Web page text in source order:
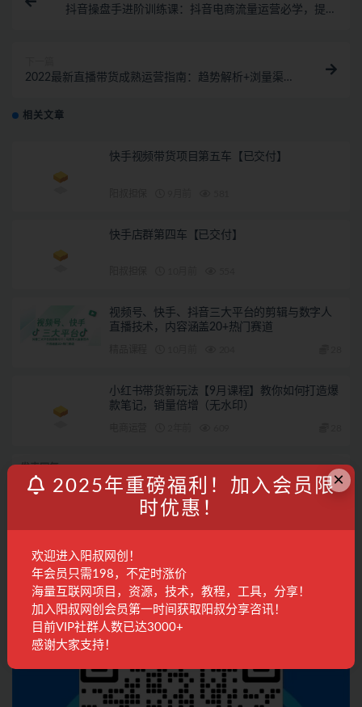
抖音操盘手进阶训练课：抖音电商流量运营必学，提升
2022最新直播带货成熟运营指南：趋势解析+浏量渠道
相关文章
快手视频带货项目第五车【已交付】
快手店群第四车【已交付】
视频号、快手、抖音三大平台的剪辑与数字人
直播技术，内容涵盖20+热门赛道
小红书带货新玩法【9月课程】教你如何打造爆
款笔记，销量倍增（无水印）
发表回复
联系客服
×
2025年重磅福利！加入会员限
时优惠！
欢迎进入阳叔网创！
年会员只需198，不定时涨价
海量互联网项目，资源，技术，教程，工具，分享！
加入阳叔网创会员第一时间获取阳叔分享咨讯！
目前VIP社群人数已达3000+
感谢大家支持！